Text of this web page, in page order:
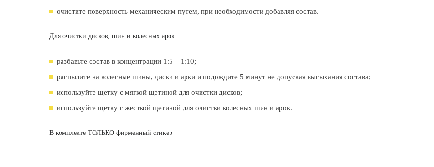
очистите поверхность механическим путем, при необходимости добавляя состав.
Для очистки дисков, шин и колесных арок:
разбавьте состав в концентрации 1:5 – 1:10;
распылите на колесные шины, диски и арки и подождите 5 минут не допуская высыхания состава;
используйте щетку с мягкой щетиной для очистки дисков;
используйте щетку с жесткой щетиной для очистки колесных шин и арок.
В комплекте ТОЛЬКО фирменный стикер